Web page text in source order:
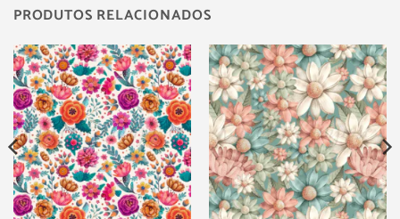
PRODUTOS RELACIONADOS